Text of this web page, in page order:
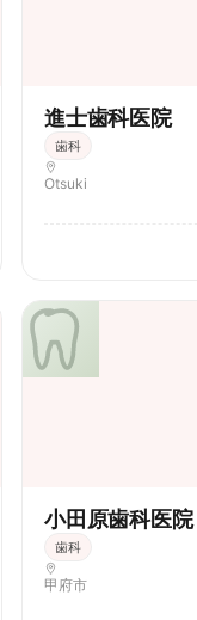
進士歯科医院
歯科
Otsuki
小田原歯科医院
歯科
甲府市